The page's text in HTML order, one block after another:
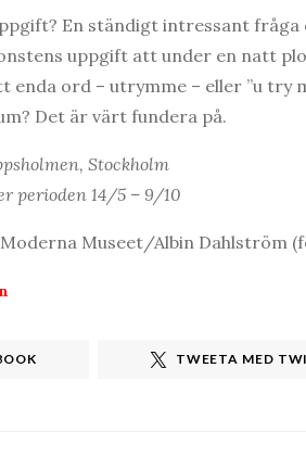
En ständigt intressant
uppgift att under en natt
enda ord – utrymme – eller ”u try
Det är värt fundera på.
Stockholm
perioden 14/5 – 9/10
Museet/Albin Dahlström
TWEETA MED